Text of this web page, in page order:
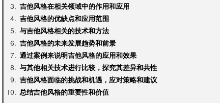
吉他风格在相关领域中的作用和应用
吉他风格的优缺点和应用范围
与吉他风格相关的技术和方法
吉他风格的未来发展趋势和前景
通过案例来说明吉他风格的应用和效果
与其他相关技术进行比较，探究其差异和共性
吉他风格面临的挑战和机遇，应对策略和建议
总结吉他风格的重要性和价值